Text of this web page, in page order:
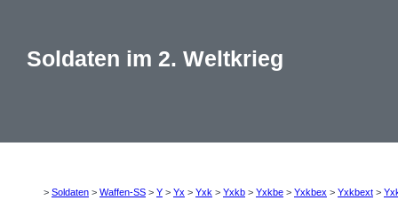
Soldaten im 2. Weltkrieg
> Soldaten > Waffen-SS > Y > Yx > Yxk > Yxkb > Yxkbe > Yxkbex > Yxkbext >